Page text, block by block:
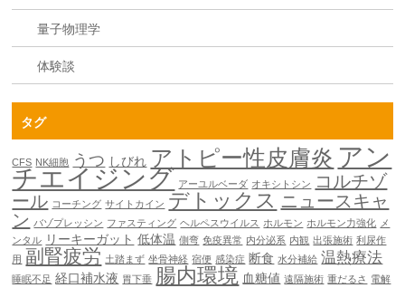
量子物理学
体験談
タグ
CFS NK細胞 うつ しびれ アトピー性皮膚炎 アン
チエイジング アーユルベーダ オキシトシン
コルチゾ
ール コーチング サイトカイン デトックス ニュースキャ
ン バゾプレッシン ファスティング ヘルペスウイルス ホルモン ホルモン力強化 メ
ンタル リーキーガット 低体温 側弯 免疫異常 内分泌系 内観 出張施術 利尿作
用 副腎疲労 土踏まず 坐骨神経 宿便 感染症 断食 水分補給 温熱療法
睡眠不足 経口補水液 胃下垂 腸内環境 血糖値 遠隔施術 重だるさ 電解